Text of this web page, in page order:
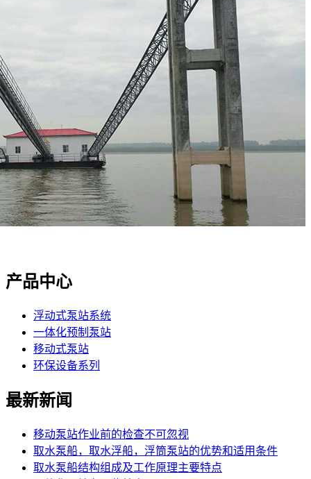
产品中心
浮动式泵站系统
一体化预制泵站
移动式泵站
环保设备系列
最新新闻
移动泵站作业前的检查不可忽视
取水泵船，取水浮船，浮筒泵站的优势和适用条件
取水泵船结构组成及工作原理主要特点